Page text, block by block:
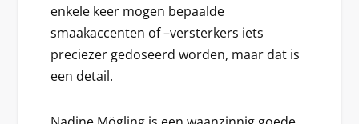
enkele keer mogen bepaalde
smaakaccenten of –versterkers iets
preciezer gedoseerd worden, maar dat is
een detail.